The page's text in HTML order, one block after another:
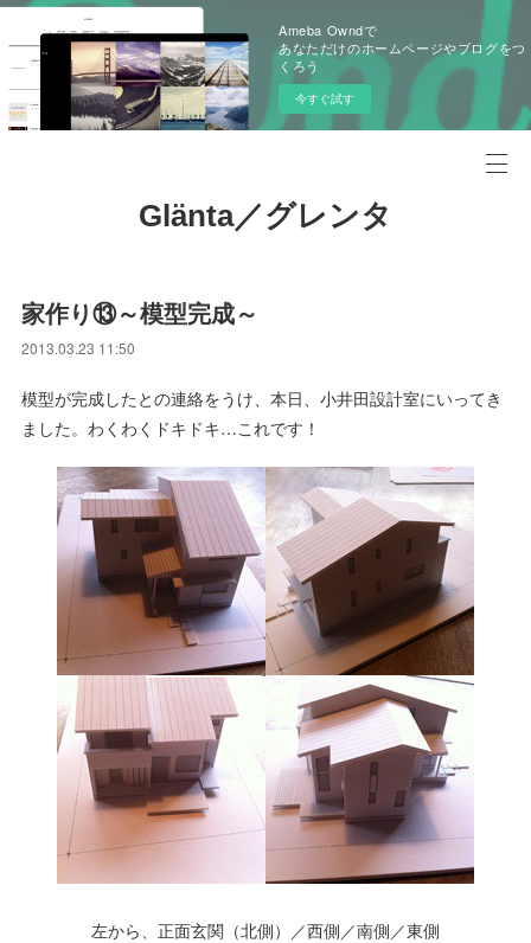
Ameba Owndで
あなただけのホームページやブログをつ
くろう
今すぐ試す
Glänta／グレンタ
家作り⑬～模型完成～
2013.03.23 11:50
模型が完成したとの連絡をうけ、本日、小井田設計室にいってき
ました。わくわくドキドキ…これです！
左から、正面玄関（北側）／西側／南側／東側